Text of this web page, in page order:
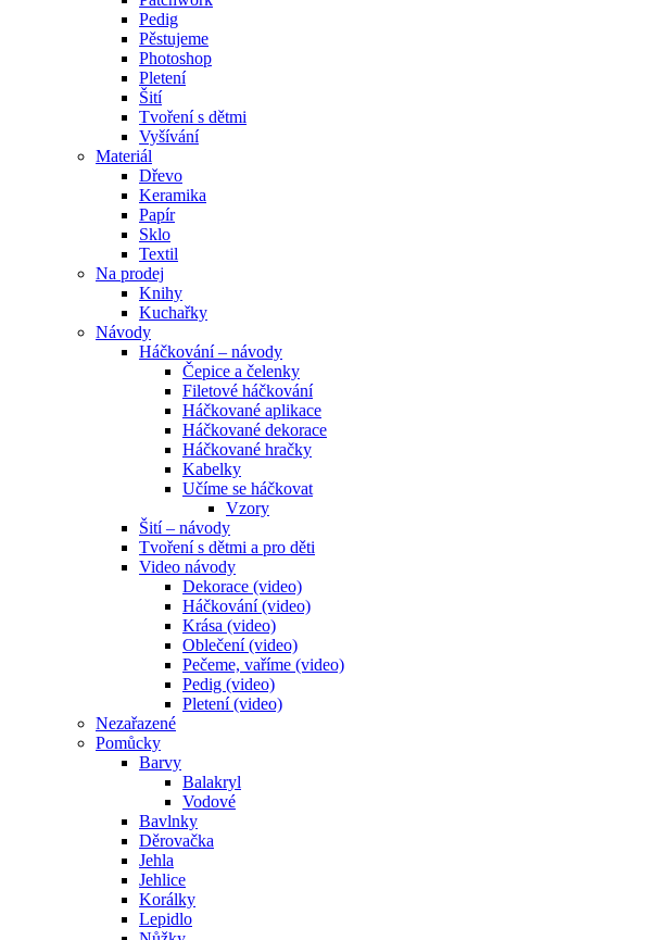
Pedig
Pěstujeme
Photoshop
Pletení
Šití
Tvoření s dětmi
Vyšívání
Materiál
Dřevo
Keramika
Papír
Sklo
Textil
Na prodej
Knihy
Kuchařky
Návody
Háčkování – návody
Čepice a čelenky
Filetové háčkování
Háčkované aplikace
Háčkované dekorace
Háčkované hračky
Kabelky
Učíme se háčkovat
Vzory
Šití – návody
Tvoření s dětmi a pro děti
Video návody
Dekorace (video)
Háčkování (video)
Krása (video)
Oblečení (video)
Pečeme, vaříme (video)
Pedig (video)
Pletení (video)
Nezařazené
Pomůcky
Barvy
Balakryl
Vodové
Bavlnky
Děrovačka
Jehla
Jehlice
Korálky
Lepidlo